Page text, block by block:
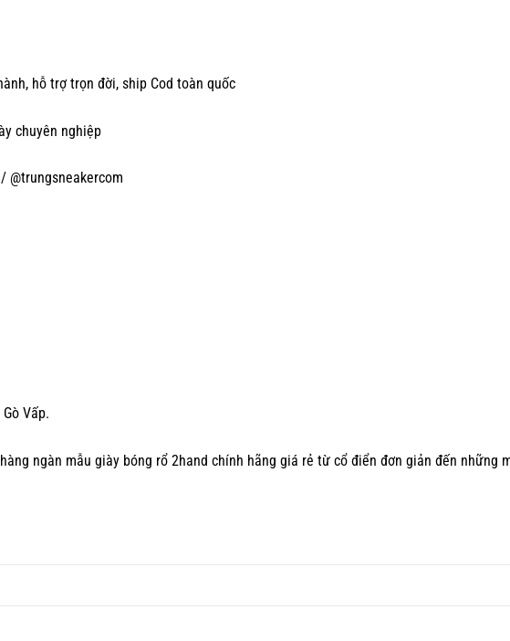
hỗ trợ trọn đời, ship Cod toàn quốc
chuyên nghiệp
@trungsneakercom
Vấp.
ngàn mẫu giày bóng rổ 2hand chính hãng giá rẻ từ cổ điển đơn giản đến những